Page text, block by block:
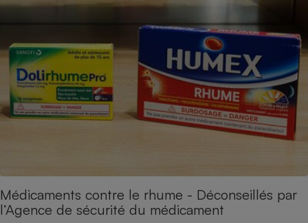
Médicaments contre le rhume - Déconseillés par
l’Agence de sécurité du médicament